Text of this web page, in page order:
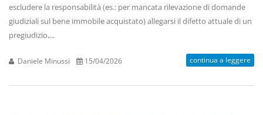
escludere la responsabilità (es.: per mancata rilevazione di domande
giudiziali sul bene immobile acquistato) allegarsi il difetto attuale di un
pregiudizio,...
Daniele Minussi 15/04/2026 continua a leggere